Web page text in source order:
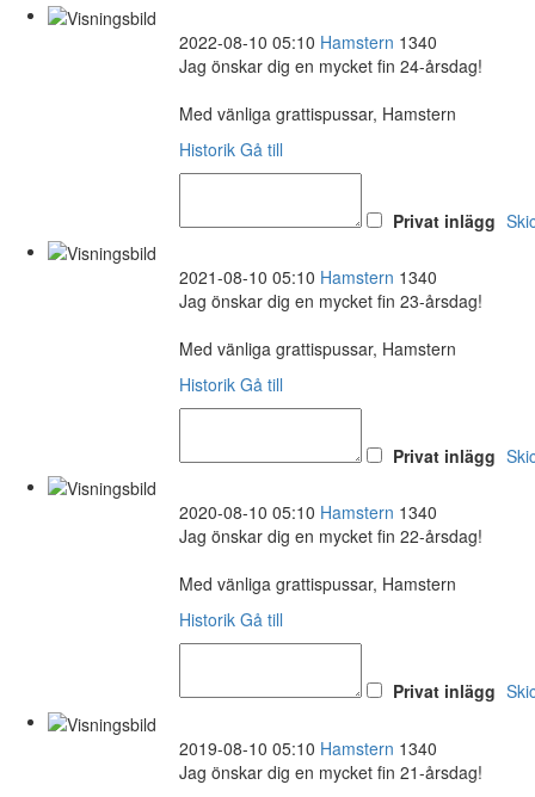
2022-08-10 05:10 Hamstern 1340
Jag önskar dig en mycket fin 24-årsdag!
Med vänliga grattispussar, Hamstern
Historik Gå till
Privat inlägg
2021-08-10 05:10 Hamstern 1340
Jag önskar dig en mycket fin 23-årsdag!
Med vänliga grattispussar, Hamstern
Historik Gå till
Privat inlägg
2020-08-10 05:10 Hamstern 1340
Jag önskar dig en mycket fin 22-årsdag!
Med vänliga grattispussar, Hamstern
Historik Gå till
Privat inlägg
2019-08-10 05:10 Hamstern 1340
Jag önskar dig en mycket fin 21-årsdag!